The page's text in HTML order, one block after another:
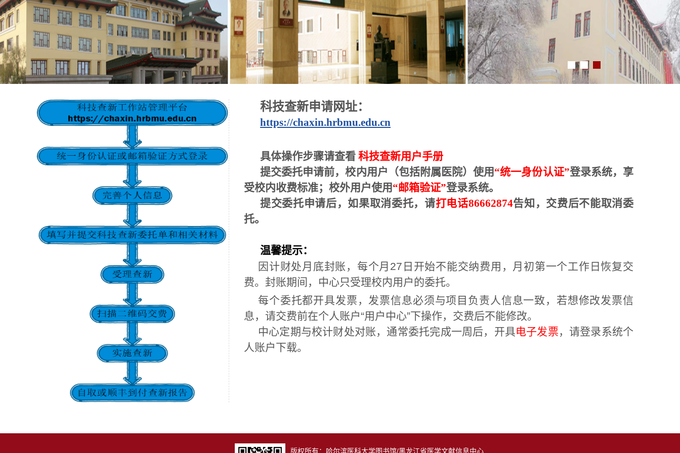
科技查新申请网址：
https://chaxin.hrbmu.edu.cn
具体操作步骤请查看 科技查新用户手册
提交委托申请前，校内用户（包括附属医院）使用 “统一身份认证”登录系统，享
受校内收费标准；校外用户使用 “邮箱验证”登录系统。
提交委托申请后，如果取消委托，请打电话86662874告知，交费后不能取消委
托。
温馨提示：
因计财处月底封账，每个月27日开始不能交纳费用，月初第一个工作日恢复交
费。封账期间，中心只受理校内用户的委托。
每个委托都开具发票，发票信息必须与项目负责人信息一致， 若想修改发票信
息，请交费前在个人账户“用户中心”下操作，交费后不能修改。
中心定期与校计财处对账，通常委托完成一周后，开具电子发票，请登录系统个
人账户下载。
版权所有：哈尔滨医科大学图书馆/黑龙江省医学文献信息中心